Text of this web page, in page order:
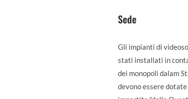
Sede
Gli impianti di
stati installati in
dei monopoli dalam
devono essere